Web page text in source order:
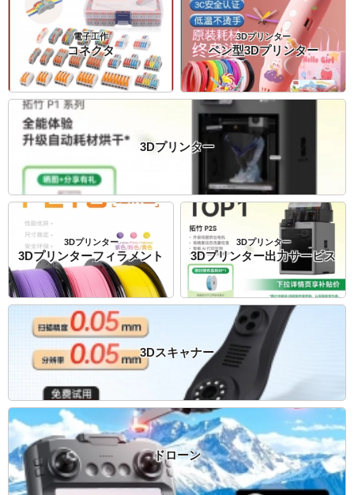
電子工作
コネクタ
3Dプリンター
3Dプリンター
ペン型3Dプリンター
3Dプリンター
3Dプリンターフィラメント
3Dプリンター
3Dプリンター出力サービス
3Dスキャナー
ドローン